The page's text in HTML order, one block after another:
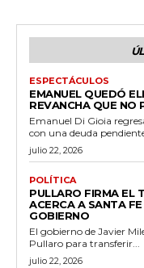
ESPECTÁCULOS
EMANUEL QUEDÓ
REVANCHA QUE NO
Emanuel Di Gioia
con una deuda
julio 22, 2026
POLÍTICA
PULLARO FIRMA EL
ACERCA A SANTA
GOBIERNO
El gobierno de Javier
Pullaro para transferir...
julio 22, 2026